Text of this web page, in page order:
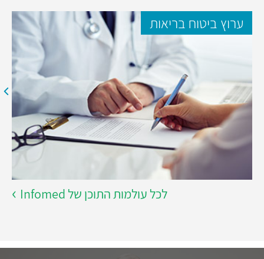
ערוץ ביטוח בריאות
לכל עולמות התוכן של Infomed